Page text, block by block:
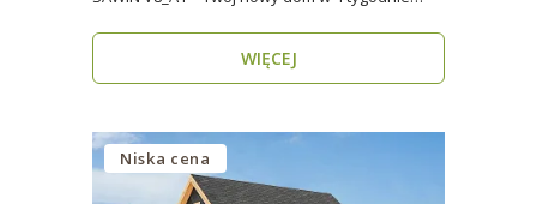
WIĘCEJ
Niska cena